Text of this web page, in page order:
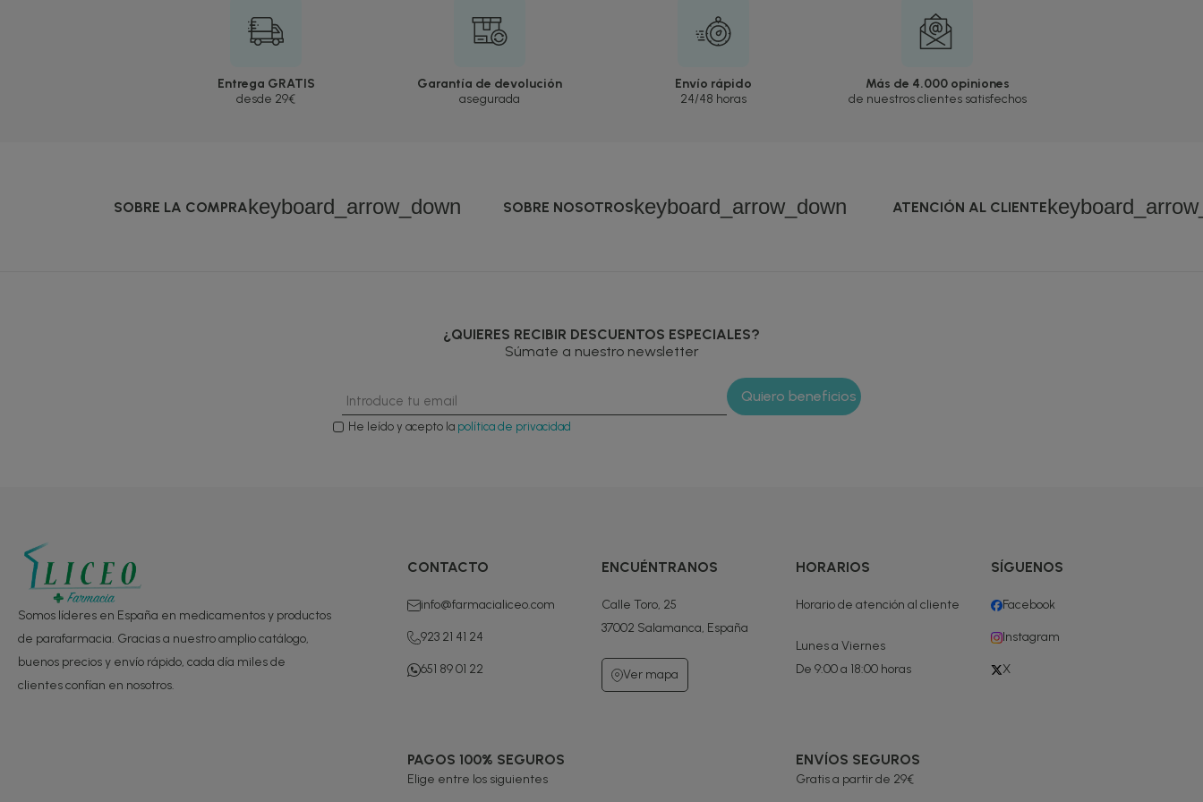
Entrega GRATIS
desde 29€
Garantía de devolución
asegurada
Envío rápido
24/48 horas
Más de 4.000 opiniones
de nuestros clientes satisfechos
SOBRE LA COMPRAkeyboard_arrow_down SOBRE NOSOTROSkeyboard_arrow_down ATENCIÓN AL CLIENTE
¿QUIERES RECIBIR DESCUENTOS ESPECIALES?
Súmate a nuestro newsletter
He leído y acepto la política de privacidad
Somos líderes en España en medicamentos y productos
de parafarmacia. Gracias a nuestro amplio catálogo,
buenos precios y envío rápido, cada día miles de
clientes confían en nosotros.
CONTACTO
info@farmacialiceo.com
923 21 41 24
651 89 01 22
ENCUÉNTRANOS
Calle Toro, 25
37002 Salamanca, España
Ver mapa
HORARIOS
Horario de atención al cliente
Lunes a Viernes
De 9:00 a 18:00 horas
SÍGUENOS
Facebook
Instagram
X
PAGOS 100% SEGUROS
Elige entre los siguientes
ENVÍOS SEGUROS
Gratis a partir de 29€